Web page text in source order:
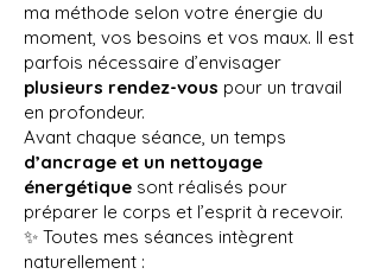
ma méthode selon votre énergie du
moment, vos besoins et vos maux. Il est
parfois nécessaire d’envisager
plusieurs rendez-vous pour un travail
en profondeur.
Avant chaque séance, un temps
d’ancrage et un nettoyage
énergétique sont réalisés pour
préparer le corps et l’esprit à recevoir.
✨ Toutes mes séances intègrent
naturellement :